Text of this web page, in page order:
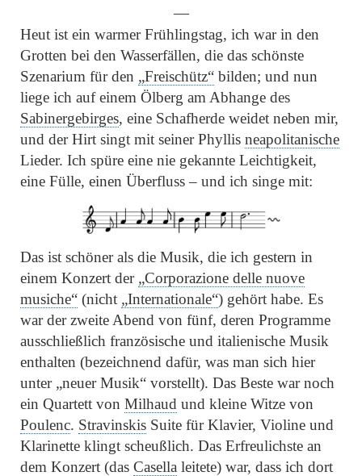
—
Heut ist ein warmer Frühlingstag, ich war in den
Grotten bei den Wasserfällen, die das schönste
Szenarium für den „Freischütz“ bilden; und nun
liege ich auf einem Ölberg am Abhange des
Sabinergebirges, eine Schafherde weidet neben mir,
und der Hirt singt mit seiner Phyllis neapolitanische
Lieder. Ich spüre eine nie gekannte Leichtigkeit,
eine Fülle, einen Überfluss – und ich singe mit:
Das ist schöner als die Musik, die ich gestern in
einem Konzert der „Corporazione delle nuove
musiche“ (nicht „Internationale“) gehört habe. Es
war der zweite Abend von fünf, deren Programme
ausschließlich französische und italienische Musik
enthalten (bezeichnend dafür, was man sich hier
unter „neuer Musik“ vorstellt). Das Beste war noch
ein Quartett von Milhaud und kleine Witze von
Poulenc. Stravinskis Suite für Klavier, Violine und
Klarinette klingt scheußlich. Das Erfreulichste an
dem Konzert (das Casella leitete) war, dass ich dort